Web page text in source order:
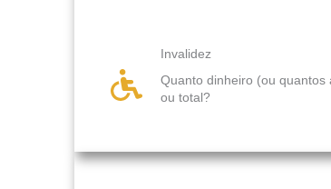
Invalidez
Quanto dinheiro (ou
ou total?